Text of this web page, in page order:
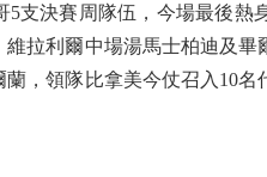
支決賽周隊伍，今場最後
拉利爾中場湯馬士柏迪及
，領隊比拿美今仗召入10